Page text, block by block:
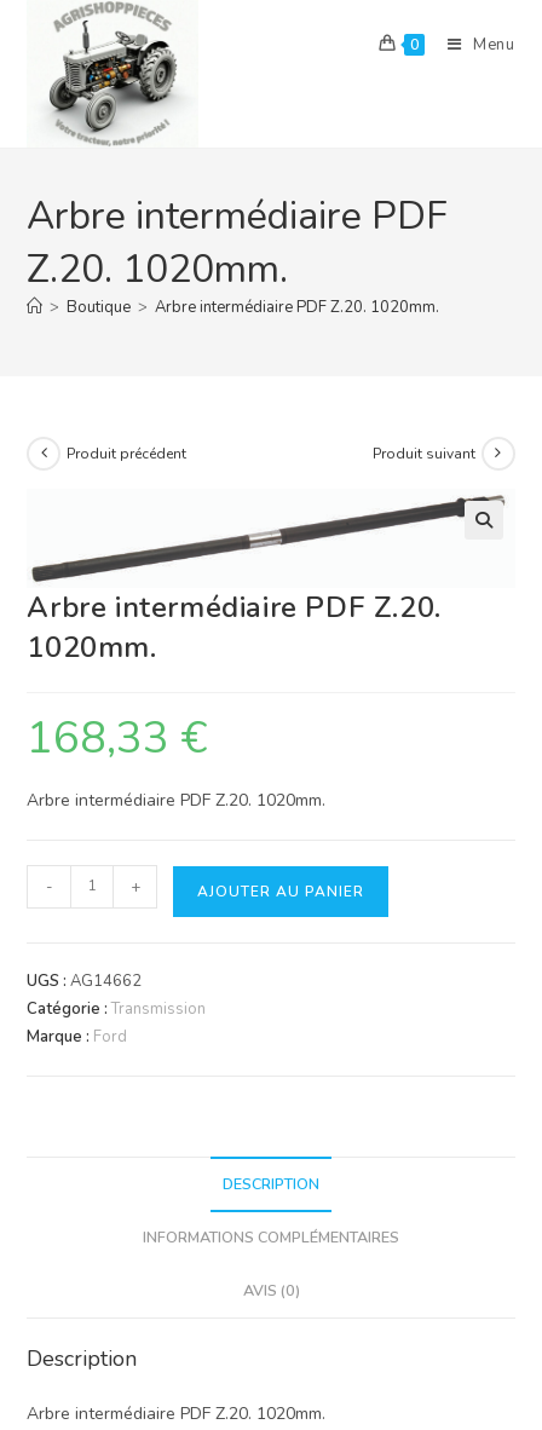
content
0 Menu
Arbre intermédiaire PDF
Z.20. 1020mm.
> Boutique > Arbre intermédiaire PDF Z.20. 1020mm.
Produit précédent Produit suivant
Arbre intermédiaire PDF Z.20.
1020mm.
168,33 €
Arbre intermédiaire PDF Z.20. 1020mm.
quantité
de
intermédiaire
PDF
Z.20.
- + AJOUTER AU PANIER
UGS :AG14662
Catégorie :Transmission
Marque : Ford
DESCRIPTION
INFORMATIONS COMPLÉMENTAIRES
AVIS (0)
Description
Arbre intermédiaire PDF Z.20. 1020mm.